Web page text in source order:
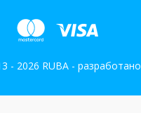
- 2026 RUBA - разработано